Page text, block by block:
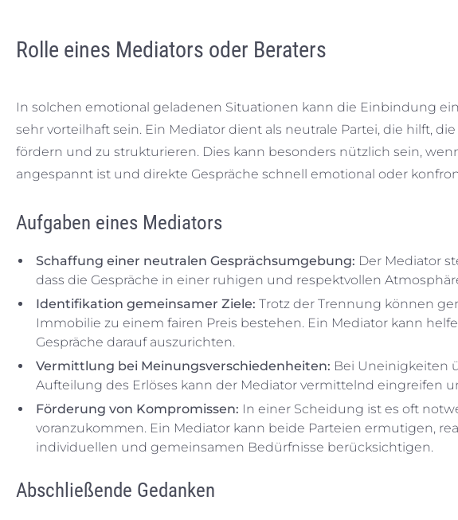
Rolle eines Mediators oder Beraters
In solchen emotional geladenen Situationen kann die Einbindung
sehr vorteilhaft sein. Ein Mediator dient als neutrale Partei, die hilft,
fördern und zu strukturieren. Dies kann besonders nützlich sein,
angespannt ist und direkte Gespräche schnell emotional oder
Aufgaben eines Mediators
Schaffung einer neutralen Gesprächsumgebung: Der Mediator
dass die Gespräche in einer ruhigen und respektvollen
Identifikation gemeinsamer Ziele: Trotz der Trennung können
Immobilie zu einem fairen Preis bestehen. Ein Mediator kann
Gespräche darauf auszurichten.
Vermittlung bei Meinungsverschiedenheiten: Bei Uneinigkeiten
Aufteilung des Erlöses kann der Mediator vermittelnd eingreifen
Förderung von Kompromissen: In einer Scheidung ist es oft
voranzukommen. Ein Mediator kann beide Parteien ermutigen,
individuellen und gemeinsamen Bedürfnisse berücksichtigen.
Abschließende Gedanken